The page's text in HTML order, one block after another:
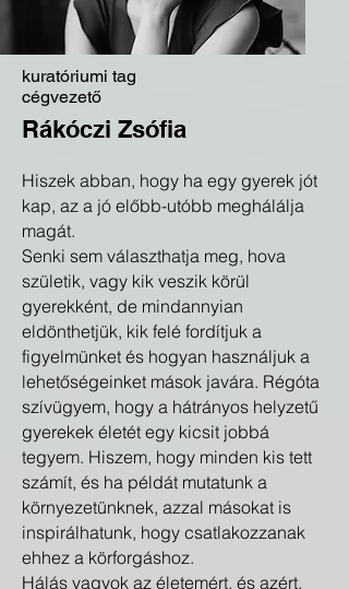
kuratóriumi tag
cégvezető
Rákóczi Zsófia
Hiszek abban, hogy ha egy gyerek jót
kap, az a jó előbb-utóbb meghálálja
magát.
Senki sem választhatja meg, hova
születik, vagy kik veszik körül
gyerekként, de mindannyian
eldönthetjük, kik felé fordítjuk a
figyelmünket és hogyan használjuk a
lehetőségeinket mások javára. Régóta
szívügyem, hogy a hátrányos helyzetű
gyerekek életét egy kicsit jobbá
tegyem. Hiszem, hogy minden kis tett
számít, és ha példát mutatunk a
környezetünknek, azzal másokat is
inspirálhatunk, hogy csatlakozzanak
ehhez a körforgáshoz.
Hálás vagyok az életemért, és azért,